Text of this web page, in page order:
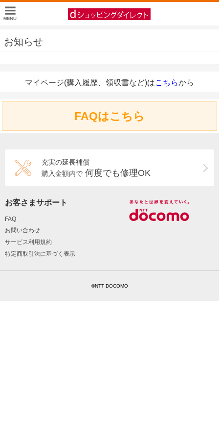
お知らせ
マイページ(購入履歴、領収書など)はこちらから
FAQはこちら
充実の延長補償
購入金額内で 何度でも修理OK
お客さまサポート
FAQ
お問い合わせ
サービス利用規約
特定商取引法に基づく表示
©NTT DOCOMO